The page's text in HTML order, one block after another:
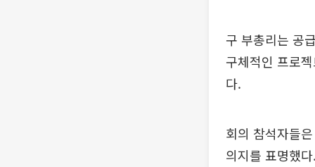
구 부총리는 공
구체적인 프로
다.
회의 참석자들
의지를 표명했